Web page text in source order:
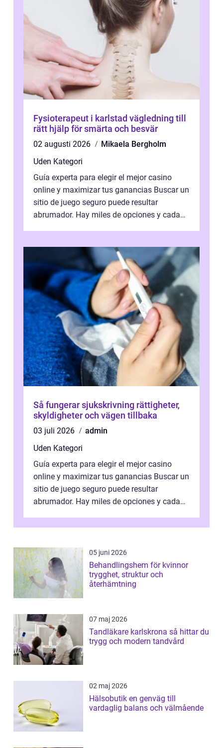
Fysioterapeut i karlstad vägledning till
rätt hjälp för smärta och besvär
02 augusti 2026
Mikaela Bergholm
Uden Kategori
Guía experta para elegir el mejor casino
online y maximizar tus ganancias Buscar un
sitio de juego seguro puede resultar
abrumador. Hay miles de opciones y cada
Så fungerar sjukskrivning rättigheter,
skyldigheter och vägen tillbaka
03 juli 2026
admin
Uden Kategori
Guía experta para elegir el mejor casino
online y maximizar tus ganancias Buscar un
sitio de juego seguro puede resultar
abrumador. Hay miles de opciones y cada
05 juni 2026
Behandlingshem för kvinnor
trygghet, struktur och
återhämtning
07 maj 2026
Tandläkare karlskrona så hittar du
trygg och modern tandvård
02 maj 2026
Hälsobutik en genväg till
vardaglig balans och välmående